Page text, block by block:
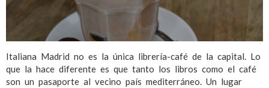
Italiana Madrid no es la única librería-café de la capital. Lo
que la hace diferente es que tanto los libros como el café
son un pasaporte al vecino país mediterráneo. Un lugar